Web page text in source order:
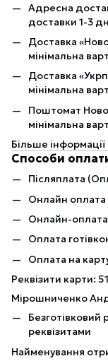
Адресна
доставки 1-3
Доставка
мінімальна
Доставка
мінімальна
Поштомат
мінімальна
Більше
Способи
Післяплата
Онлайн оплата
Онлайн-
Оплата
Оплата на
Реквізити карти:
Мірошниченко
Безготівковий
реквізитами
Найменування